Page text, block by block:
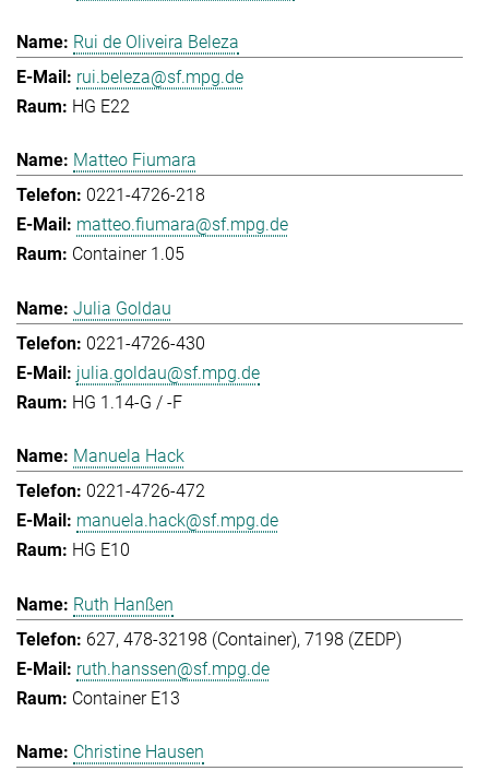
Rui de Oliveira Beleza
rui.beleza@sf.mpg.de
HG E22
Matteo Fiumara
0221-4726-218
matteo.fiumara@sf.mpg.de
Container 1.05
Julia Goldau
0221-4726-430
julia.goldau@sf.mpg.de
HG 1.14-G / -F
Manuela Hack
0221-4726-472
manuela.hack@sf.mpg.de
HG E10
Ruth Hanßen
627, 478-32198 (Container), 7198 (ZEDP)
ruth.hanssen@sf.mpg.de
Container E13
Christine Hausen